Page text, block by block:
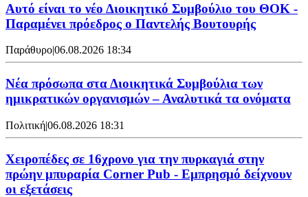
Αυτό είναι το νέο Διοικητικό Συμβούλιο του ΘΟΚ -
Παραμένει πρόεδρος ο Παντελής Βουτουρής
Παράθυρο|06.08.2026 18:34
Νέα πρόσωπα στα Διοικητικά Συμβούλια των
ημικρατικών οργανισμών – Αναλυτικά τα ονόματα
Πολιτική|06.08.2026 18:31
Χειροπέδες σε 16χρονο για την πυρκαγιά στην
πρώην μπυραρία Corner Pub - Εμπρησμό δείχνουν
οι εξετάσεις